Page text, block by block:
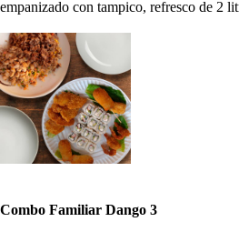
empanizado con tampico, refresco de 2
Combo Familiar Dango 3